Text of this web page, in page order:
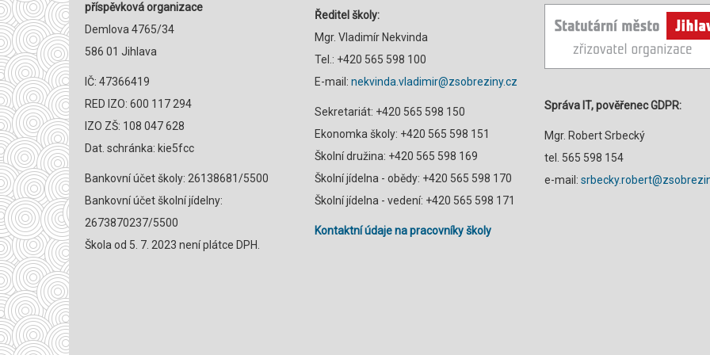
příspěvková organizace
Demlova 4765/34
586 01 Jihlava
IČ: 47366419
RED IZO: 600 117 294
IZO ZŠ: 108 047 628
Dat. schránka: kie5fcc
Bankovní účet školy: 26138681/5500
Bankovní účet školní jídelny:
2673870237/5500
Škola od 5. 7. 2023 není plátce DPH.
Ředitel školy:
Mgr. Vladimír Nekvinda
Tel.: +420 565 598 100
E-mail: nekvinda.vladimir@zsobreziny.cz
Sekretariát: +420 565 598 150
Ekonomka školy: +420 565 598 151
Školní družina: +420 565 598 169
Školní jídelna - obědy: +420 565 598 170
Školní jídelna - vedení: +420 565 598 171
Kontaktní údaje na pracovníky školy
Správa IT, pověřenec GDPR:
Mgr. Robert Srbecký
tel. 565 598 154
e-mail: